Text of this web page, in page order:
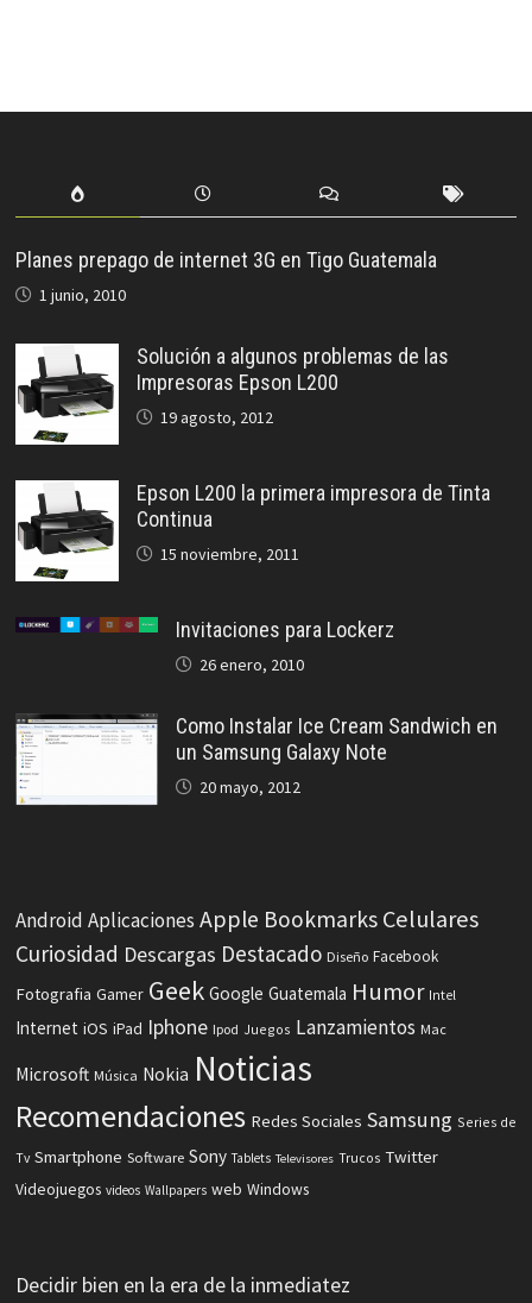
Planes prepago de internet 3G en Tigo Guatemala
1 junio, 2010
Solución a algunos problemas de las
Impresoras Epson L200
19 agosto, 2012
Epson L200 la primera impresora de Tinta
Continua
15 noviembre, 2011
Invitaciones para Lockerz
26 enero, 2010
Como Instalar Ice Cream Sandwich en
un Samsung Galaxy Note
20 mayo, 2012
Android Aplicaciones Apple Bookmarks Celulares
Curiosidad Descargas Destacado Diseño Facebook
Fotografia Gamer Geek Google Guatemala Humor Intel
Internet iOS iPad Iphone Ipod Juegos Lanzamientos Mac
Microsoft Música Nokia Noticias
Recomendaciones Redes Sociales Samsung Series de
Tv Smartphone Software Sony Tablets Televisores Trucos Twitter
Videojuegos videos Wallpapers web Windows
Decidir bien en la era de la inmediatez